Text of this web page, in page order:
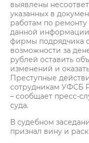
выявлены
указанных в
работам по
данной
фирмы подрядчика
возможности за
рублей оставить
изменений и
Преступные
сотрудникам УФСБ
– сообщает пресс-
суда.
В судебном
признал вину и